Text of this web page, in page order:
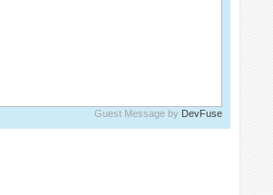
Guest Message by DevFuse